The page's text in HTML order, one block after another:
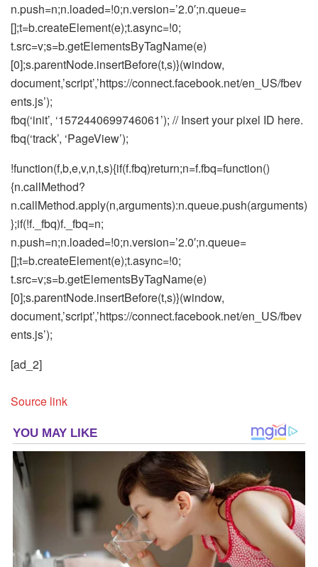
n.push=n;n.loaded=!0;n.version=’2.0′;n.queue=
[];t=b.createElement(e);t.async=!0;
t.src=v;s=b.getElementsByTagName(e)
[0];s.parentNode.insertBefore(t,s)}(window,
document,’script’,’https://connect.facebook.net/en_US/fbev
ents.js’);
fbq(‘init’, ‘1572440699746061’); // Insert your pixel ID here.
fbq(‘track’, ‘PageView’);
!function(f,b,e,v,n,t,s){if(f.fbq)return;n=f.fbq=function()
{n.callMethod?
n.callMethod.apply(n,arguments):n.queue.push(arguments)
};if(!f._fbq)f._fbq=n;
n.push=n;n.loaded=!0;n.version=’2.0′;n.queue=
[];t=b.createElement(e);t.async=!0;
t.src=v;s=b.getElementsByTagName(e)
[0];s.parentNode.insertBefore(t,s)}(window,
document,’script’,’https://connect.facebook.net/en_US/fbev
ents.js’);
[ad_2]
Source link